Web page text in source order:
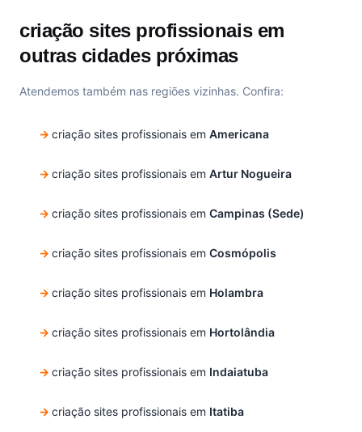
criação sites profissionais em
outras cidades próximas
Atendemos também nas regiões vizinhas. Confira:
criação sites profissionais em Americana
criação sites profissionais em Artur Nogueira
criação sites profissionais em Campinas (Sede)
criação sites profissionais em Cosmópolis
criação sites profissionais em Holambra
criação sites profissionais em Hortolândia
criação sites profissionais em Indaiatuba
criação sites profissionais em Itatiba